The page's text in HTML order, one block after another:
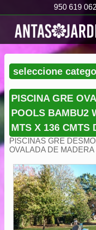
950 619 062
PISCINA GRE
POOLS BAMBU2
MTS X 136 CMTS
PISCINAS GRE
OVALADA DE